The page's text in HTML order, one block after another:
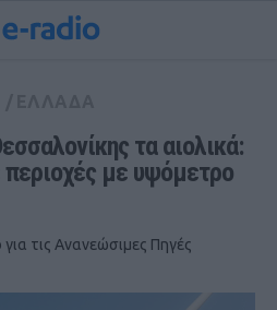
τα αιολικά:
με υψόμετρο
για τις Ανανεώσιμες Πηγές